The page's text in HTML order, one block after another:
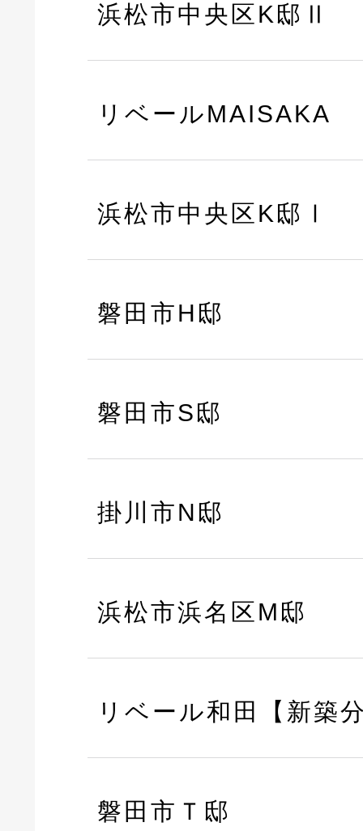
浜松市中央区K邸Ⅱ
リベールMAISAKA
浜松市中央区K邸Ⅰ
磐田市H邸
磐田市S邸
掛川市N邸
浜松市浜名区M邸
リベール和田【新築
磐田市Ｔ邸